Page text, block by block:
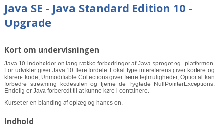
Java SE - Java Standard Edition 10 -
Upgrade
Kort om undervisningen
Java 10 indeholder en lang række forbedringer af Java-sproget og -platformen.
For udvikler giver Java 10 flere fordele. Lokal type intereferens giver kortere og
klarere kode, Unmodifiable Collections giver færre fejlmuligheder, Optional kan
forbedre streaming kodestilen og fjerne de frygtede NullPointerExceptions.
Endelig er Java forberedt til at kunne køre i containere.
Kurset er en blanding af oplæg og hands on.
Indhold